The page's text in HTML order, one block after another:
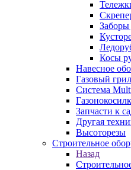
Заборы
Косы
Навесное
Газовый
Система
Запчасти к
Другая
Высоторезы
Строительное
Назад